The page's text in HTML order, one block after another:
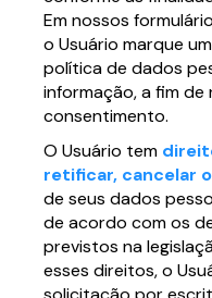
Em nossos
o Usuário marque
política de dados
informação, a fim de
consentimento.
O Usuário tem
retificar, cancelar
de seus dados
de acordo com os
previstos na
esses direitos, o